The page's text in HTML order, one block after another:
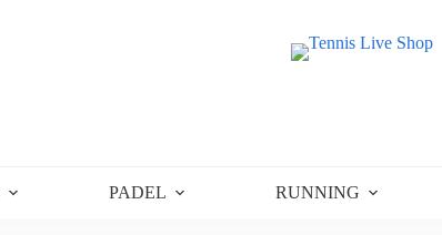
PADEL RUNNING